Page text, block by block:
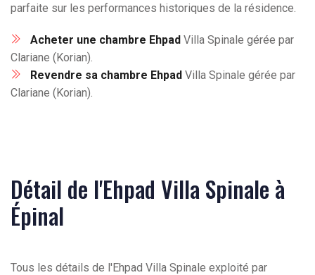
parfaite sur les performances historiques de la résidence.
Acheter une chambre Ehpad Villa Spinale gérée par
Clariane (Korian).
Revendre sa chambre Ehpad Villa Spinale gérée par
Clariane (Korian).
Détail de l'Ehpad Villa Spinale à
Épinal
Tous les détails de l'Ehpad Villa Spinale exploité par